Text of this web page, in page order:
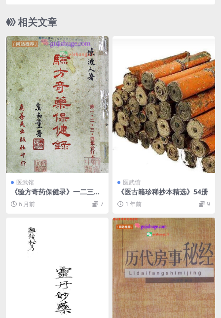
上度关解厄真符（四季、四柱、阎王、鬼门、五
鬼、金锁、直难、铁蛇、急脚、撞命、断桥、浴
盆、白虎、无情、水火、天狗、雷公、鸡飞、短
命、千日、落井、打恼、破碎）、
相关文章
医武馆
《验方奇药保健录》一二三四
集合订本陈渡人
6 月前 7
医武馆
《医古籍珍稀抄本精选》54册
1 年前 9